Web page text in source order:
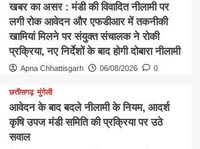
खबर का असर : मंडी की विवादित नीलामी पर
लगी रोक आवेदन और एफडीआर में तकनीकी
खामियां मिलने पर संयुक्त संचालक ने रोकी
प्रक्रिया, नए निर्देशों के बाद होगी दोबारा नीलामी
Apna Chhattisgarh 06/08/2026 0
छत्तीसगढ़ मुंगेली
आवेदन के बाद बदले नीलामी के नियम, आदर्श
कृषि उपज मंडी समिति की प्रक्रिया पर उठे
सवाल